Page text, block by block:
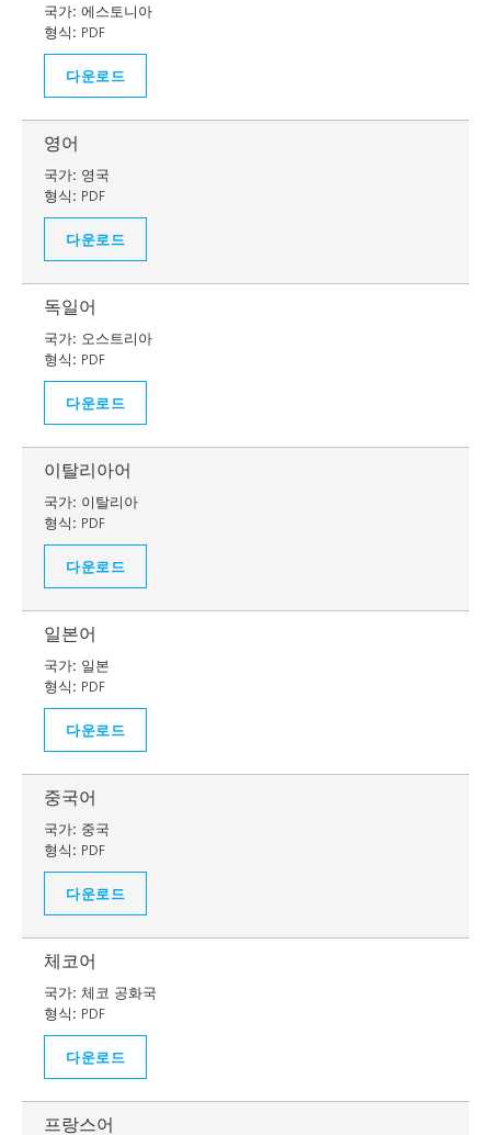
국가: 에스토니아
형식: PDF
다운로드
영어
국가: 영국
형식: PDF
다운로드
독일어
국가: 오스트리아
형식: PDF
다운로드
이탈리아어
국가: 이탈리아
형식: PDF
다운로드
일본어
국가: 일본
형식: PDF
다운로드
중국어
국가: 중국
형식: PDF
다운로드
체코어
국가: 체코 공화국
형식: PDF
다운로드
프랑스어